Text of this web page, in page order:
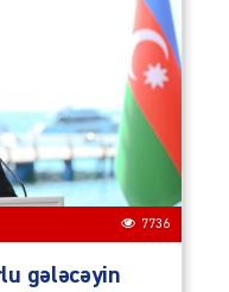
7736
gələcəyin